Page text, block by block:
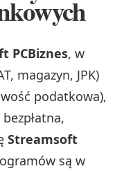
PCBiznes, w
magazyn, JPK)
podatkowa),
Streamsoft
są w